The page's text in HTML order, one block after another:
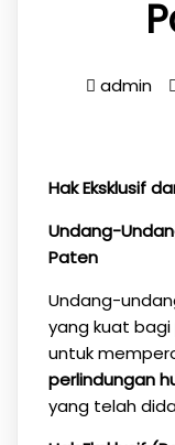
admin
Hak Eksklusif
Undang-
Paten
Undang-
yang kuat bagi
untuk
perlindungan
yang telah